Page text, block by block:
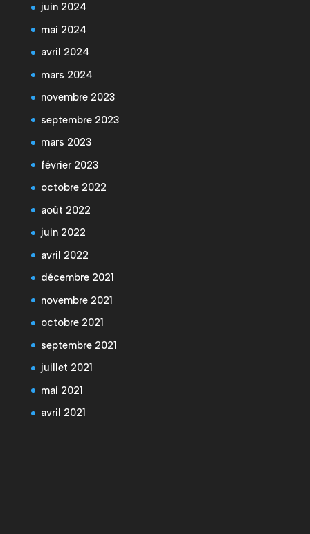
juin 2024
mai 2024
avril 2024
mars 2024
novembre 2023
septembre 2023
mars 2023
février 2023
octobre 2022
août 2022
juin 2022
avril 2022
décembre 2021
novembre 2021
octobre 2021
septembre 2021
juillet 2021
mai 2021
avril 2021